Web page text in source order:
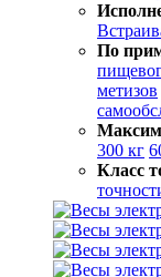
По
метизов
300 кг
Класс